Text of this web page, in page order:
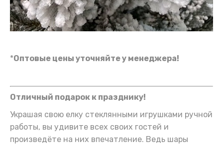
*Оптовые цены уточняйте у менеджера!
Отличный подарок к празднику!
Украшая свою елку стеклянными игрушками ручной
работы, вы удивите всех своих гостей и
произведёте на них впечатление. Ведь шары